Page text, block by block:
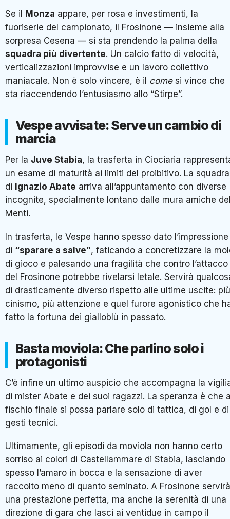
Se il Monza appare, per rosa e investimenti, la
fuoriserie del campionato, il Frosinone — insieme alla
sorpresa Cesena — si sta prendendo la palma della
squadra più divertente. Un calcio fatto di velocità,
verticalizzazioni improvvise e un lavoro collettivo
maniacale. Non è solo vincere, è il comesi vince che
sta riaccendendo l’entusiasmo allo “Stirpe”.
Vespe avvisate: Serve un cambio di
marcia
Per la Juve Stabia, la trasferta in Ciociaria
un esame di maturità ai limiti del proibitivo. La squadra
di Ignazio Abate arriva all’appuntamento con diverse
incognite, specialmente lontano dalle mura amiche
Menti.
In trasferta, le Vespe hanno spesso dato l’impressione
di “sparare a salve”, faticando a concretizzare la
di gioco e palesando una fragilità che contro l’attacco
del Frosinone potrebbe rivelarsi letale. Servirà
di drasticamente diverso rispetto alle ultime uscite: più
cinismo, più attenzione e quel furore agonistico che
fatto la fortuna dei gialloblù in passato.
Basta moviola: Che parlino solo i
protagonisti
C’è infine un ultimo auspicio che accompagna la
di mister Abate e dei suoi ragazzi. La speranza è che
fischio finale si possa parlare solo di tattica, di gol e di
gesti tecnici.
Ultimamente, gli episodi da moviola non hanno certo
sorriso ai colori di Castellammare di Stabia, lasciando
spesso l’amaro in bocca e la sensazione di aver
raccolto meno di quanto seminato. A Frosinone servirà
una prestazione perfetta, ma anche la serenità di una
direzione di gara che lasci ai ventidue in campo il